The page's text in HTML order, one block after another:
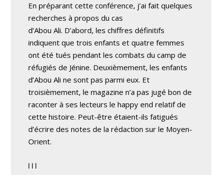
En préparant cette conférence, j’ai fait quelques
recherches à propos du cas
d’Abou Ali. D’abord, les chiffres définitifs
indiquent que trois enfants et quatre femmes
ont été tués pendant les combats du camp de
réfugiés de Jénine. Deuxièmement, les enfants
d’Abou Ali ne sont pas parmi eux. Et
troisièmement, le magazine n’a pas jugé bon de
raconter à ses lecteurs le happy end relatif de
cette histoire. Peut-être étaient-ils fatigués
d’écrire des notes de la rédaction sur le Moyen-
Orient.
l l l